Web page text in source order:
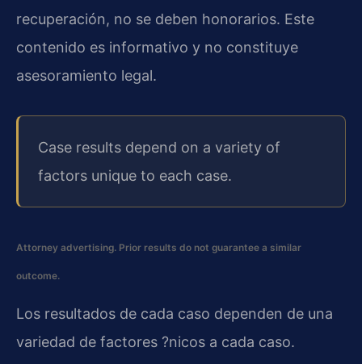
recuperación, no se deben honorarios. Este
contenido es informativo y no constituye
asesoramiento legal.
Case results depend on a variety of
factors unique to each case.
Attorney advertising. Prior results do not guarantee a similar
outcome.
Los resultados de cada caso dependen de una
variedad de factores ?nicos a cada caso.